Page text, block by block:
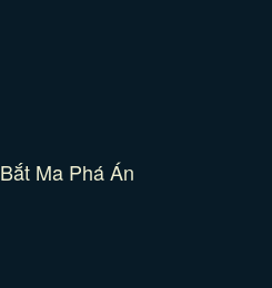
Bắt Ma Phá Án